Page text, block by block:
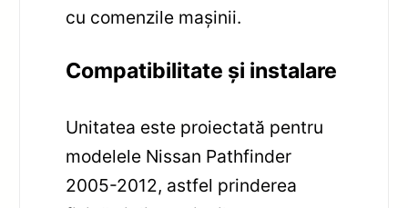
cu comenzile mașinii.
Compatibilitate și instalare
Unitatea este proiectată pentru
modelele Nissan Pathfinder
2005-2012, astfel prinderea